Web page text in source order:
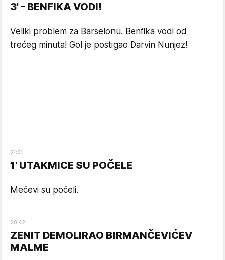
3' - BENFIKA VODI!
Veliki problem za Barselonu. Benfika vodi od
trećeg minuta! Gol je postigao Darvin Nunjez!
21 :01
1' UTAKMICE SU POČELE
Mečevi su počeli.
20:42
ZENIT DEMOLIRAO BIRMANČEVIĆEV
MALME